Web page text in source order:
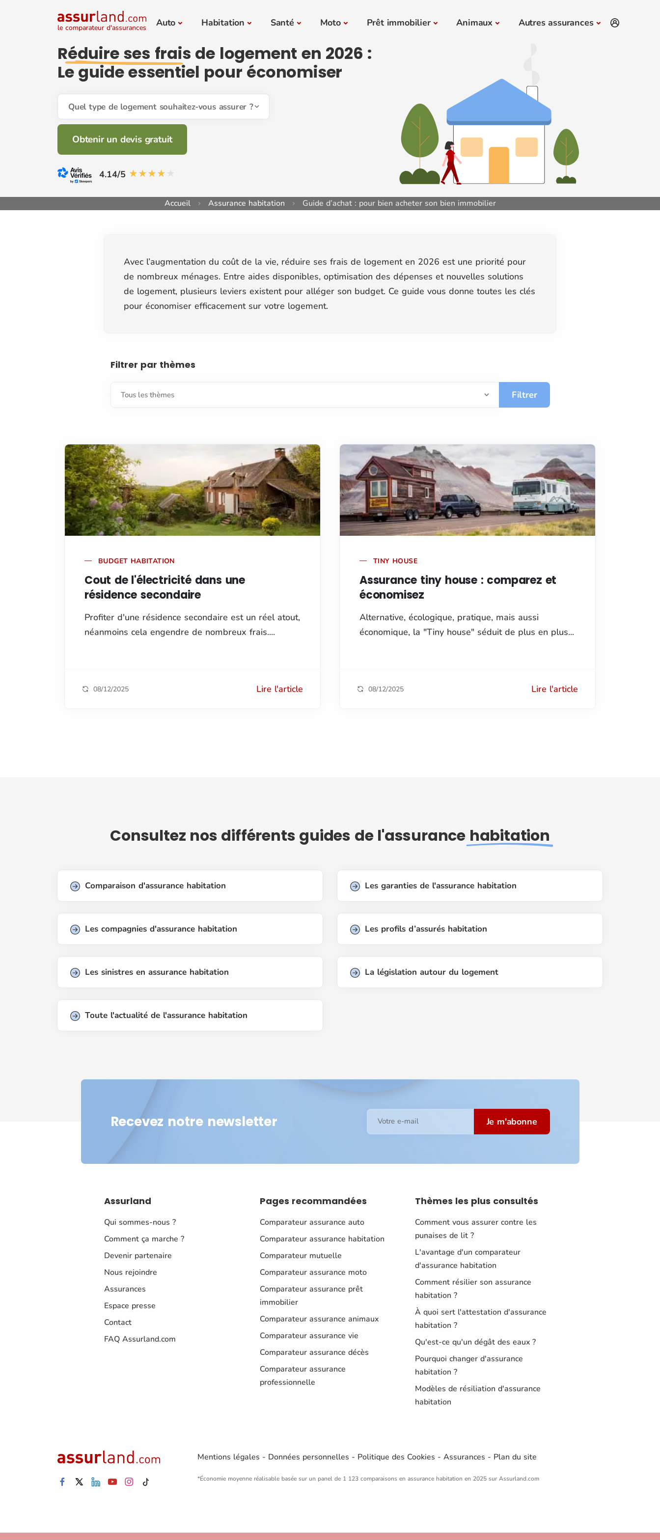
le comparateur d'assurances Auto Habitation Santé Moto Prêt immobilier Animaux Autres assurances
Réduire ses frais de logement en 2026 :
Le guide essentiel pour économiser
Quel type de logement souhaitez-vous assurer ?
Obtenir un devis gratuit
4.14/5
Accueil Assurance habitation Guide d’achat : pour bien acheter son bien immobilier
Avec l’augmentation du coût de la vie, réduire ses frais de logement en 2026 est une priorité pour
de nombreux ménages. Entre aides disponibles, optimisation des dépenses et nouvelles solutions
de logement, plusieurs leviers existent pour alléger son budget. Ce guide vous donne toutes les clés
pour économiser efficacement sur votre logement.
Filtrer par thèmes
Filtrer
BUDGET HABITATION
Cout de l'électricité dans une
résidence secondaire
Profiter d'une résidence secondaire est un réel atout,
néanmoins cela engendre de nombreux frais....
08/12/2025 Lire l'article
TINY HOUSE
Assurance tiny house : comparez et
économisez
Alternative, écologique, pratique, mais aussi
économique, la "Tiny house" séduit de plus en plus...
08/12/2025 Lire l'article
Consultez nos différents guides de l'assurance habitation
Comparaison d'assurance habitation Les garanties de l'assurance habitation
Les compagnies d'assurance habitation Les profils d’assurés habitation
Les sinistres en assurance habitation La législation autour du logement
Toute l'actualité de l'assurance habitation
Recevez notre newsletter Votre e-mail Je m'abonne
Assurland
Qui sommes-nous ?
Comment ça marche ?
Devenir partenaire
Nous rejoindre
Assurances
Espace presse
Contact
FAQ Assurland.com
Pages recommandées
Comparateur assurance auto
Comparateur assurance habitation
Comparateur mutuelle
Comparateur assurance moto
Comparateur assurance prêt
immobilier
Comparateur assurance animaux
Comparateur assurance vie
Comparateur assurance décès
Comparateur assurance
professionnelle
Thèmes les plus consultés
Comment vous assurer contre les
punaises de lit ?
L'avantage d'un comparateur
d'assurance habitation
Comment résilier son assurance
habitation ?
À quoi sert l'attestation d'assurance
habitation ?
Qu'est-ce qu'un dégât des eaux ?
Pourquoi changer d'assurance
habitation ?
Modèles de résiliation d'assurance
habitation
Mentions légales - Données personnelles - Politique des Cookies - Assurances - Plan du site
*Économie moyenne réalisable basée sur un panel de 1 123 comparaisons en assurance habitation en 2025 sur Assurland.com